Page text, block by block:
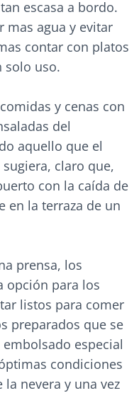
escasa a bordo.
mas agua y evitar
contar con platos
solo uso.
y cenas con
del
aquello que el
claro que,
con la caída de
en la terraza de un
prensa, los
opción para los
listos para comer
preparados que se
especial
condiciones
nevera y una vez